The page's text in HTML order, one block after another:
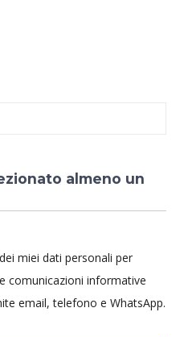
almeno un
miei dati personali per
comunicazioni informative
email, telefono e WhatsApp.